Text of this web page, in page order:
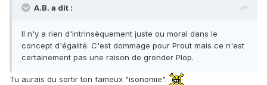
A.B. a dit :
Il n'y a rien d'intrinsèquement juste ou moral dans le
concept d'égalité. C'est dommage pour Prout mais ce n'est
certainement pas une raison de gronder Plop.
Tu aurais du sortir ton fameux "isonomie".